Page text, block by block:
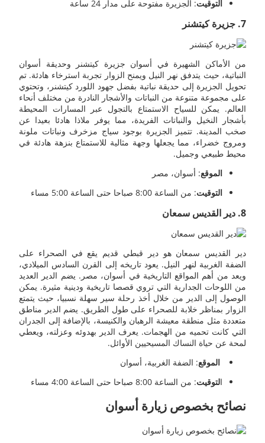
التوقيت: الجزيرة مفتوحة على مدار 24 ساعة
7. جزيرة كيتشنر
من الأماكن الشهيرة في أسوان جزيرة كيتشنر وحديقة أسوان
النباتية، حيث يتدفق نهر النيل ويمنح الزوار تجربة استرخاء هادئة. تم
تحويل الجزيرة إلى حديقة نباتية بفضل جهود اللورد كيتشنر، وتحتوي
على مجموعة متنوعة من النباتات والأشجار النادرة من مختلف أنحاء
العالم. يمكن للسياح الاستمتاع بالتجول عبر المسارات المحيطة
بأشجار النخيل والنباتات الفريدة، مما يوفر ملاذا هادئا بعيدا عن
صخب المدينة. تتميز الجزيرة بوجود سياج مزخرف ونباتات ملونة
ومروج خضراء، مما يجعلها وجهة مثالية للاستمتاع بنزهة هادئة في
محيط طبيعي وجميل.
الموقع: أسوان، مصر
التوقيت: من الساعة 8:00 صباحا حتى الساعة 5:00 مساء
8. دير القديس سمعان
دير القديس سمعان هو دير قبطي قديم يقع في الصحراء على
الضفة الغربية لنهر النيل. يعود تاريخه إلى القرن السادس الميلادي،
ويعد من أهم المواقع التاريخية في أسوان، مصر. يضم الدير العديد
من اللوحات الجدارية التي تروي قصصا تاريخية ودينية مثيرة. يمكن
الوصول إلى الدير من خلال أخذ رحلة سير سهلة نسبيا، حيث يتمتع
الزوار بمناظر خلابة للصحراء على طول الطريق. يضم الدير مناطق
متعددة مثل منطقة معيشة الرهبان والكنيسة، بالإضافة إلى الجدران
التي كانت تحميه من الهجمات. يعرف الدير بهدوئه وعزلته، ويعطي
لمحة عن حياة النساك المسيحيين الأوائل.
الموقع: الضفة الغربية، أسوان
التوقيت: من الساعة 8:00 صباحا حتى الساعة 4:00 مساء
نصائح بخصوص زيارة أسوان